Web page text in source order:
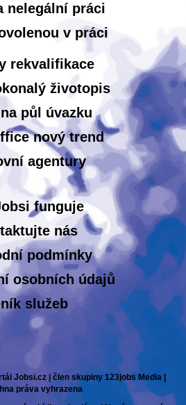
nelegální práci
v práci
rekvalifikace
životopis
půl úvazku
nový trend
agentury
funguje
nás
podmínky
osobních údajů
služeb
Jobsi.cz | člen skupiny 123jobs Media |
práva vyhrazena